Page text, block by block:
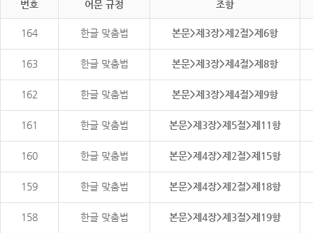
번호 어문 규정 조항
164 한글 맞춤법 본문>제3장>제2절>제6항
163 한글 맞춤법 본문>제3장>제4절>제8항
162 한글 맞춤법 본문>제3장>제4절>제9항
161 한글 맞춤법 본문>제3장>제5절>제11항
160 한글 맞춤법 본문>제4장>제2절>제15항
159 한글 맞춤법 본문>제4장>제2절>제18항
158 한글 맞춤법 본문>제4장>제3절>제19항